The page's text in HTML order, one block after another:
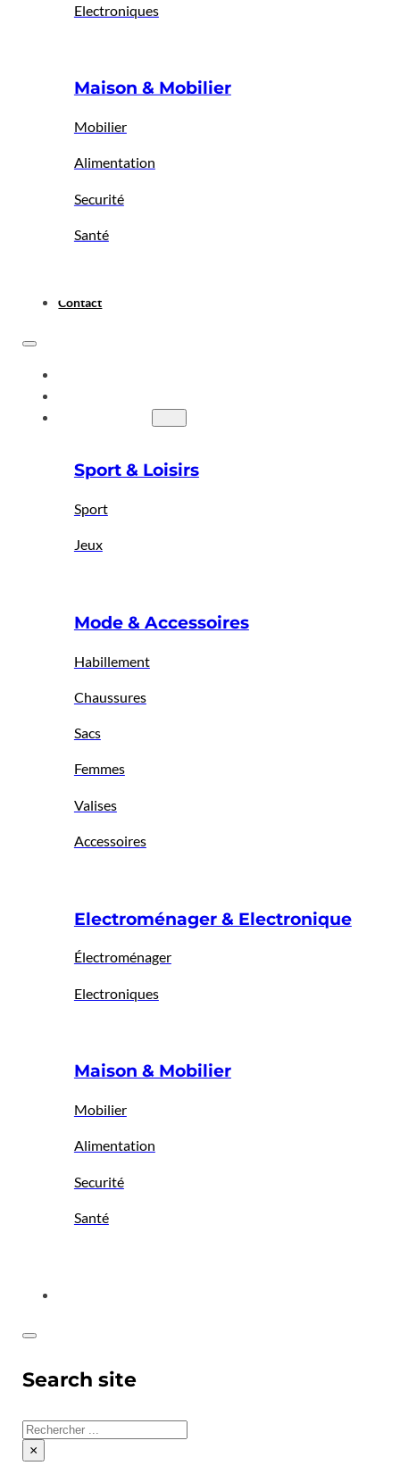
Electroniques
Maison & Mobilier
Mobilier
Alimentation
Securité
Santé
Contact
Sport & Loisirs
Sport
Jeux
Mode & Accessoires
Habillement
Chaussures
Sacs
Femmes
Valises
Accessoires
Electroménager & Electronique
Électroménager
Electroniques
Maison & Mobilier
Mobilier
Alimentation
Securité
Santé
Search site
Rechercher
×